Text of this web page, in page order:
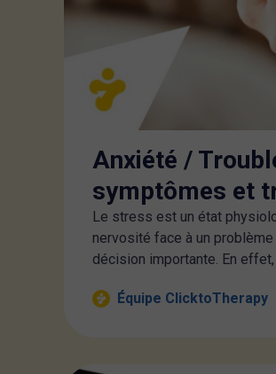
Anxiété /
symptômes et
Le stress est un état
nervosité face à un
décision importante. En
Équipe ClicktoTherapy